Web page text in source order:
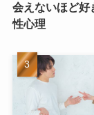
会えないほど好
性心理